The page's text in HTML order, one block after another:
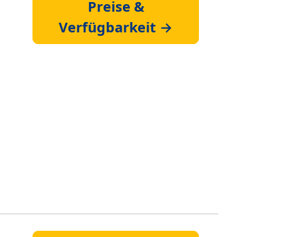
Preise &
Verfügbarkeit →